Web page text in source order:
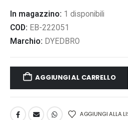
In magazzino: 1 disponibili
COD: EB-222051
Marchio: DYEDBRO
AGGIUNGI AL CARRELLO
AGGIUNGI ALLA